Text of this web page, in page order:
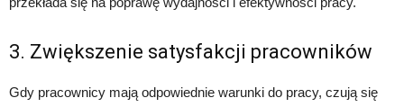
3. Zwiększenie satysfakcji pracowników
Gdy pracownicy mają odpowiednie warunki do pracy, czują się